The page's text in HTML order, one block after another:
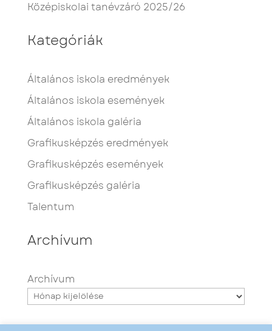
Középiskolai tanévzáró 2025/26
Kategóriák
Általános iskola eredmények
Általános iskola események
Általános iskola galéria
Grafikusképzés eredmények
Grafikusképzés események
Grafikusképzés galéria
Talentum
Archívum
Archívum